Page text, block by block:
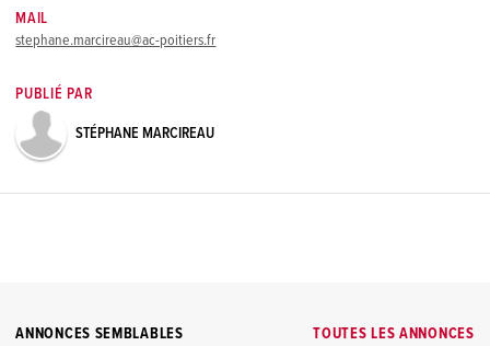
MAIL
stephane.marcireau@ac-poitiers.fr
PUBLIÉ PAR
STÉPHANE MARCIREAU
TOUTES LES ANNONCES
ANNONCES SEMBLABLES